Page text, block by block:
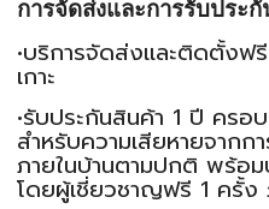
การจัดส่งและการรับประกั
•บริการจัดส่งและติดตั้งฟ
เกาะ
•รับประกันสินค้า 1 ปี ครอ
สำหรับความเสียหายจากก
ภายในบ้านตามปกติ พร้อม
โดยผู้เชี่ยวชาญฟรี 1 ครั้ง